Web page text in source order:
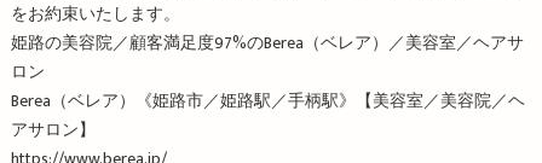
をお約束いたします。
姫路の美容院／顧客満足度97%のBerea（ベレア）／美容室／ヘアサ
ロン
Berea（ベレア）《姫路市／姫路駅／手柄駅》【美容室／美容院／ヘ
アサロン】